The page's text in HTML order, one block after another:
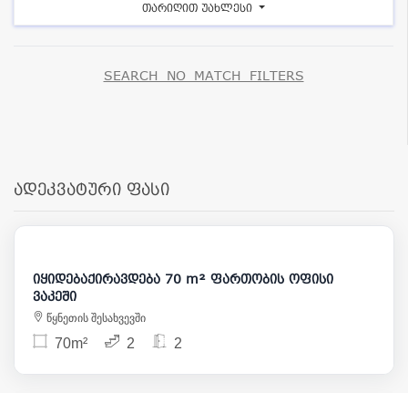
თარიღით უახლესი
SEARCH_NO_MATCH_FILTERS
ადეკვატური ფასი
175 000
იყიდებაქირავდება 70 m² ფართობის ოფისი
ვაკეში
წყნეთის შესახვევში
70m² 2 2